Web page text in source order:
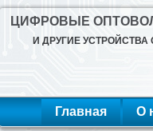
ЦИФРОВЫЕ
И ДРУГИЕ
Главная О